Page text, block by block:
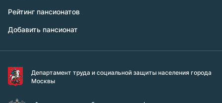
Рейтинг пансионатов
Добавить пансионат
Департамент труда и социальной защиты населения города
Москвы